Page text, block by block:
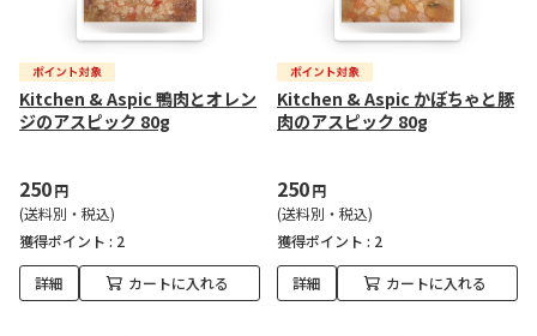
Kitchen & Aspic 鴨肉とオレン
ジのアスピック 80g
250円
(送料別・税込)
獲得ポイント : 2
詳細 カートに入れる
Kitchen & Aspic かぼちゃと豚
肉のアスピック 80g
250円
(送料別・税込)
獲得ポイント : 2
詳細 カートに入れる